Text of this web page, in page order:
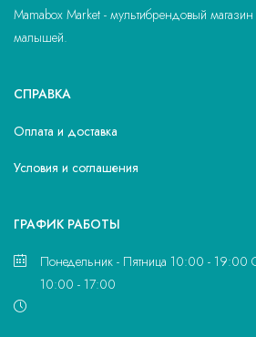
Mamabox Market - мультибрендовый
малышей.
СПРАВКА
Оплата и доставка
Условия и соглашения
ГРАФИК РАБОТЫ
Понедельник - Пятница 10:00 - 19:00
10:00 - 17:00